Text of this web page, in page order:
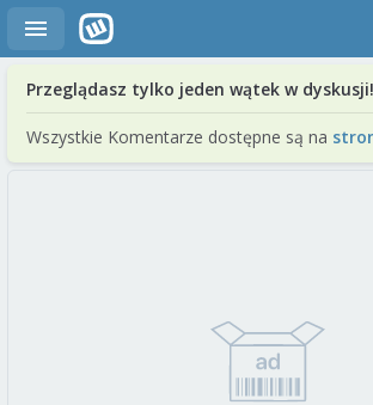
Przeglądasz tylko jeden wątek w dyskusji!
Wszystkie Komentarze dostępne są na